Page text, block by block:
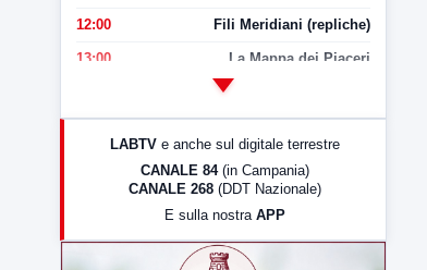
12:00 Fili Meridiani (repliche)
13:00 La Mappa dei Piaceri
LabNews (Diretta)
LabNews (replica)
LABTV e anche sul digitale terrestre
CANALE 84 (in Campania)
CANALE 268 (DDT Nazionale)
E sulla nostra APP